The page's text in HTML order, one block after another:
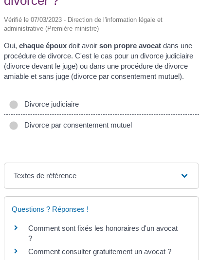
Vérifié le 07/03/2023 - Direction de l'information légale et
administrative (Première ministre)
Oui,chaque épouxdoit avoirson propre avocat dans une
procédure de divorce. C'est le cas pour un divorce judiciaire
(divorce devant le juge) ou dans une procédure de divorce
amiable et sans juge (divorce par consentement mutuel).
Divorce judiciaire
Divorce par consentement mutuel
Textes de référence
Questions ? Réponses !
Comment sont fixés les honoraires d'un avocat
?
Comment consulter gratuitement un avocat ?